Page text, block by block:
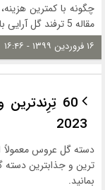
چگونه با کمترین
مقاله 5 ترفند گل آرایی باغ و تالار ارزان را با شما مطرح کرده ایم.
۱۶ فروردین ۱۳۹۹ - ۱۶:۴۶
60
2023
دسته گل عروس معمولاً
بمانید.